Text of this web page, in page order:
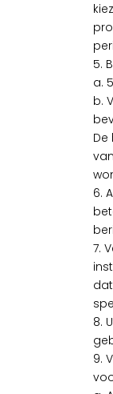
5.
a.
b.
6.
7.
8.
9.